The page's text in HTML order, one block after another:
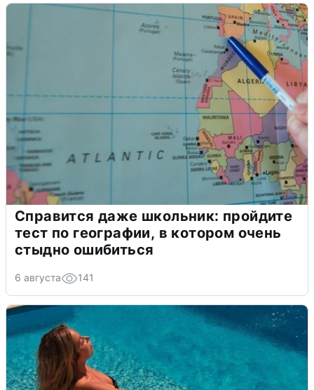
Справится даже школьник: пройдите
тест по географии, в котором очень
стыдно ошибиться
6 августа 141